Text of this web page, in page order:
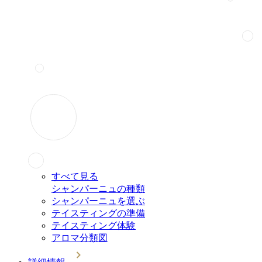
すべて見る
シャンパーニュの種類
シャンパーニュを選ぶ
テイスティングの準備
テイスティング体験
アロマ分類図